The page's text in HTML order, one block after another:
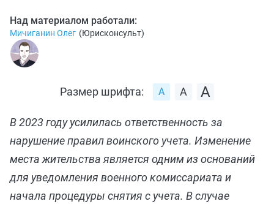
Над материалом работали:
Мичиганин Олег (Юрисконсульт)
Размер шрифта:
В 2023 году усилилась ответственность за
нарушение правил воинского учета. Изменение
места жительства является одним из оснований
для уведомления военного комиссариата и
начала процедуры снятия с учета. В случае